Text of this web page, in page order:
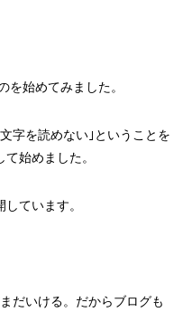
を始めてみました。
字を読めない｣ということを
始めました。
ています。
だいける。だからブログも